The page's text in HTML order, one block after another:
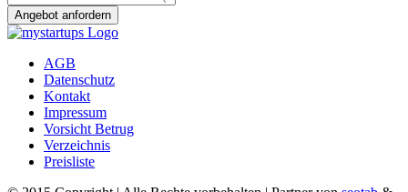
AGB
Datenschutz
Kontakt
Impressum
Vorsicht Betrug
Verzeichnis
Preisliste